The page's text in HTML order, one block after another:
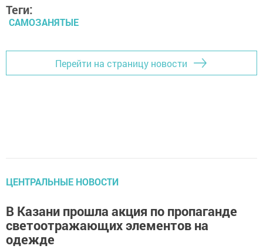
Теги:
САМОЗАНЯТЫЕ
Перейти на страницу новости
ЦЕНТРАЛЬНЫЕ НОВОСТИ
В Казани прошла акция по пропаганде
светоотражающих элементов на
одежде